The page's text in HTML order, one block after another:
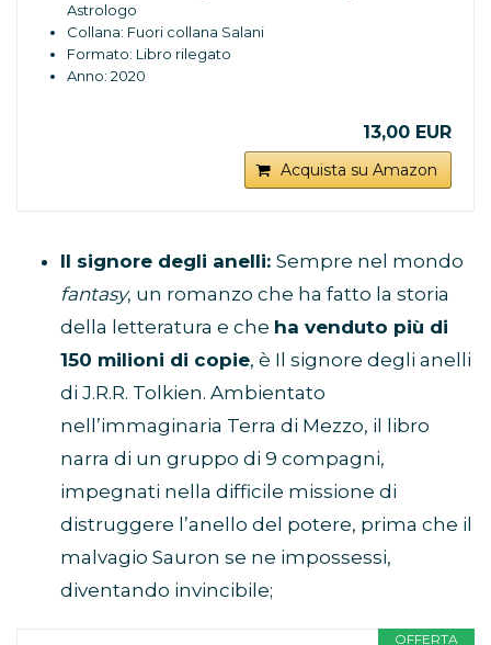
Astrologo
Collana: Fuori collana Salani
Formato: Libro rilegato
Anno: 2020
13,00 EUR
Acquista su Amazon
Il signore degli anelli: Sempre nel mondo
fantasy, un romanzo che ha fatto la storia
della letteratura e che ha venduto più di
150 milioni di copie, è Il signore degli anelli
di J.R.R. Tolkien. Ambientato
nell’immaginaria Terra di Mezzo, il libro
narra di un gruppo di 9 compagni,
impegnati nella difficile missione di
distruggere l’anello del potere, prima che il
malvagio Sauron se ne impossessi,
diventando invincibile;
OFFERTA